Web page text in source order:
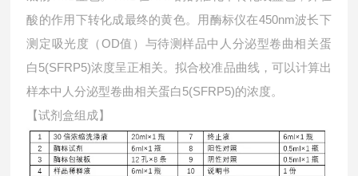
酸的作用下转化成最终的黄色。用酶标仪在450nm波长下
测定吸光度（OD值）与待测样品中 人分泌型卷曲相关蛋
白5(SFRP5)浓度呈正相关。拟合校准品曲线，可以计算出
样本中 人分泌型卷曲相关蛋白5(SFRP5)的浓度。
【试剂盒组成】